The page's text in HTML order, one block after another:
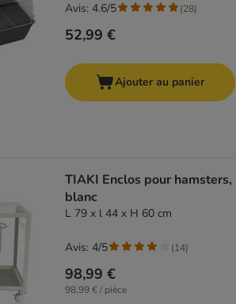
52,99 €
Avis: 4.6/5 (28)
Ajouter au panier
TIAKI Enclos pour hamsters,
blanc
L 79 x l 44 x H 60 cm
98,99 €
98,99 € / pièce
Avis: 4/5 (14)